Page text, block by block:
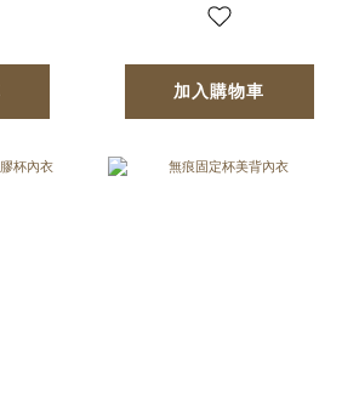
加入購物車